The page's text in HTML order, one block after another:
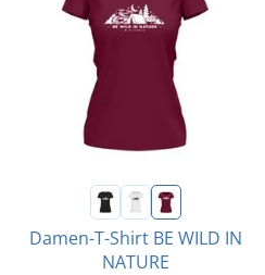
Damen-T-Shirt BE WILD IN
NATURE